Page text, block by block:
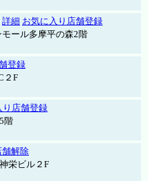
詳細 お気に入り店舗登録
ール多摩平の森2階
登録
２F
り店舗登録
階
舗解除
栄ビル２F